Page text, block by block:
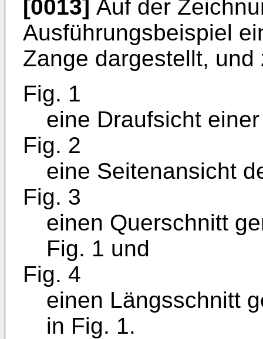
[0013] Auf der
Ausführungsbeispiel
Zange dargestellt, und
Fig. 1
eine Draufsicht
Fig. 2
eine Seitenansicht
Fig. 3
einen Querschnitt
Fig. 1 und
Fig. 4
einen Längsschnitt
in Fig. 1.